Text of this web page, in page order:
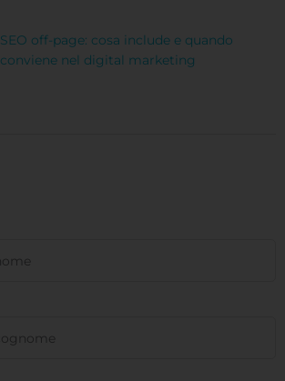
SEO off-page: cosa include e quando
conviene nel digital marketing